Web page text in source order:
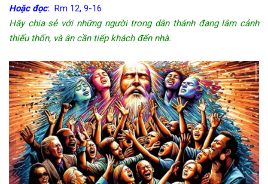
Hoặc đọc: Rm 12, 9-16
Hãy chia sẻ với những người trong dân thánh đang lâm cảnh
thiếu thốn, và ân cần tiếp khách đến nhà.